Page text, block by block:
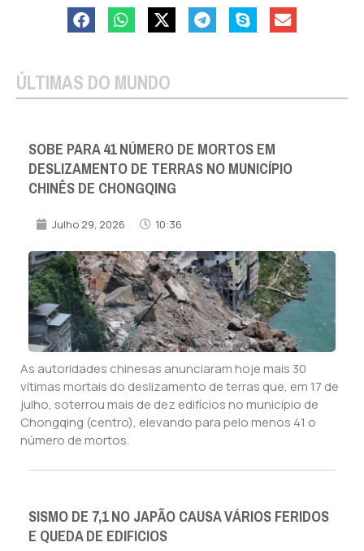
ÚLTIMAS DO MUNDO
SOBE PARA 41 NÚMERO DE MORTOS EM
DESLIZAMENTO DE TERRAS NO MUNICÍPIO
CHINÊS DE CHONGQING
Julho 29, 2026 10:36
As autoridades chinesas anunciaram hoje mais 30
vítimas mortais do deslizamento de terras que, em 17 de
julho, soterrou mais de dez edifícios no município de
Chongqing (centro), elevando para pelo menos 41 o
número de mortos.
SISMO DE 7,1 NO JAPÃO CAUSA VÁRIOS FERIDOS
E QUEDA DE EDIFICIOS